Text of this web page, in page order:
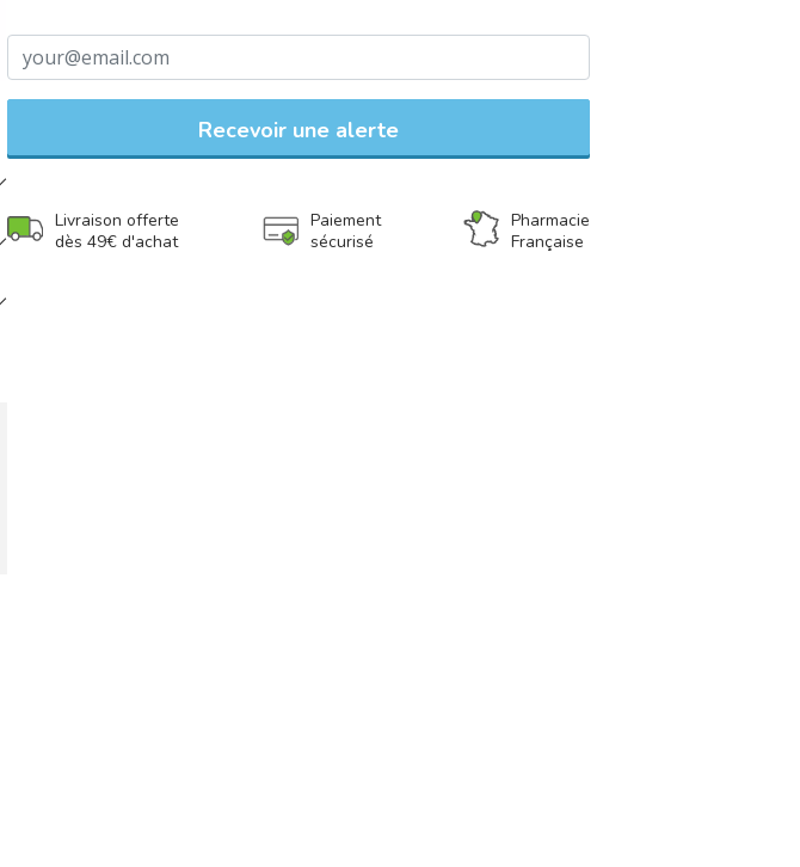
Recevoir une alerte
Livraison offerte
dès 49€ d'achat
Paiement
sécurisé
Pharmacie
Française